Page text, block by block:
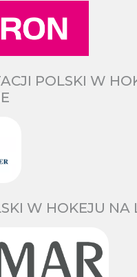
POLSKI W
W HOKEJU NA